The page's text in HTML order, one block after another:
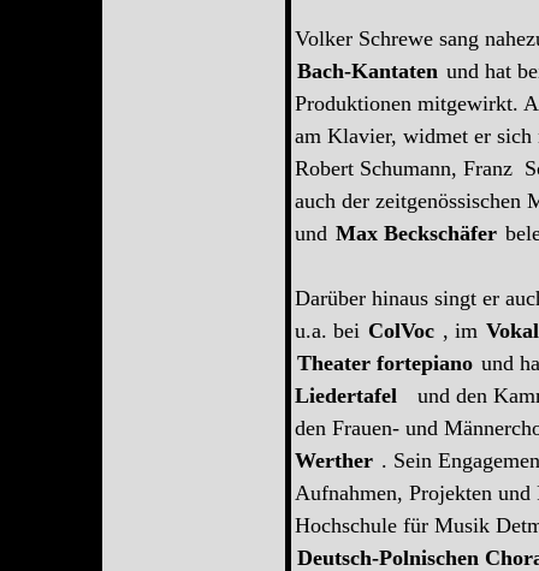
Volker Schrewe sang
Bach-Kantaten und hat
Produktionen mitgewirkt.
am Klavier, widmet er sich
Robert Schumann, Franz
auch der
und Max Beckschäfer
Darüber hinaus singt er
u.a. bei ColVoc , im
Theater fortepiano und
Liedertafel
und den
den Frauen- und
Werther . Sein
Aufnahmen, Projekten und
Hochschule für Musik
Deutsch-Polnischen